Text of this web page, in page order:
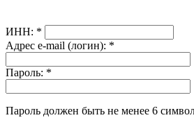
ИНН: *
Адрес e-mail (логин): *
Пароль: *
Пароль должен быть не менее 6